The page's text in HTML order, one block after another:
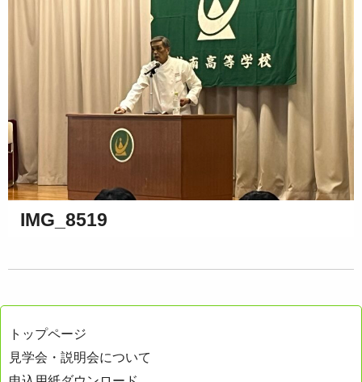
IMG_8519
トップページ
見学会・説明会について